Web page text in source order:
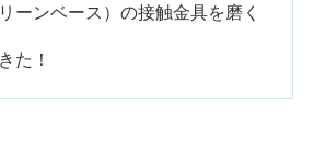
ーンベース）の接触金具を磨く
た！